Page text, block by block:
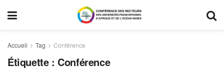
Accueil Tag Conférence
Étiquette : Conférence